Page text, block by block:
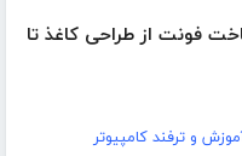
فونت از طراحی کاغذ تا
و ترفند کامپیوتر